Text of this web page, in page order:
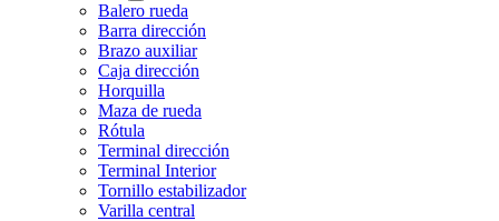
Balero rueda
Barra dirección
Brazo auxiliar
Caja dirección
Horquilla
Maza de rueda
Rótula
Terminal dirección
Terminal Interior
Tornillo estabilizador
Varilla central